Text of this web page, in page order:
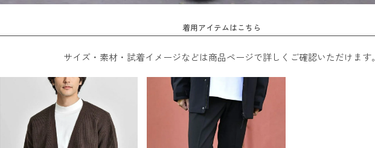
着用アイテムはこちら
サイズ・素材・試着イメージなどは商品ページで詳しくご確認いただけます。